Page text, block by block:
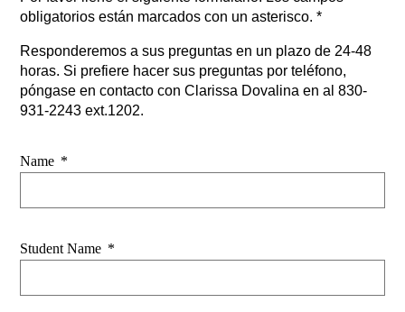
obligatorios están marcados con un asterisco. *
Responderemos a sus preguntas en un plazo de 24-48
horas. Si prefiere hacer sus preguntas por teléfono,
póngase en contacto con Clarissa Dovalina en al 830-
Name *
Student Name *